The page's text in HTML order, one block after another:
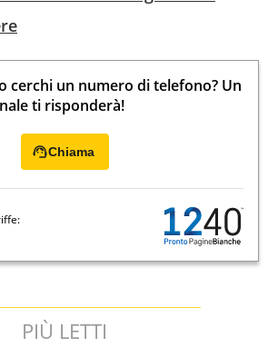
cerchi un numero di telefono? Un
ti risponderà!
Chiama
PIÙ LETTI